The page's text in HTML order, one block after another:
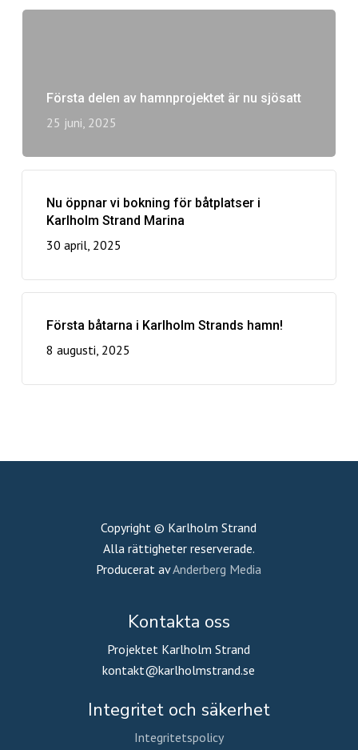
Första delen av hamnprojektet är nu sjösatt
25 juni, 2025
Nu öppnar vi bokning för båtplatser i
Karlholm Strand Marina
30 april, 2025
Första båtarna i Karlholm Strands hamn!
8 augusti, 2025
Copyright © Karlholm Strand
Alla rättigheter reserverade.
Producerat avAnderberg Media
Kontakta oss
Projektet Karlholm Strand
kontakt@karlholmstrand.se
Integritet och säkerhet
Integritetspolicy